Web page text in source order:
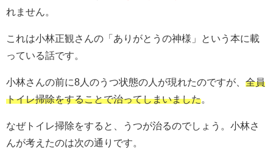
れません。
これは小林正観さんの「ありがとうの神様」という本に載
っている話です。
小林さんの前に8人のうつ状態の人が現れたのですが、 全員
トイレ掃除をすることで治ってしまいました
なぜトイレ掃除をすると、うつが治るのでしょう。小林さ
んが考えたのは次の通りです。